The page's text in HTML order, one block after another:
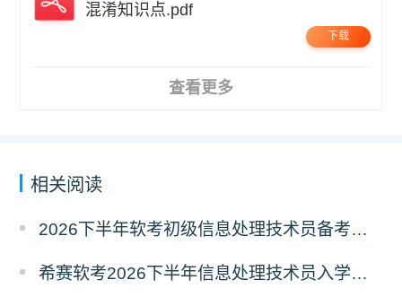
混淆知识点.pdf
下载
查看更多
相关阅读
2026下半年软考初级信息处理技术员备考经典100题
希赛软考2026下半年信息处理技术员入学摸底测试卷